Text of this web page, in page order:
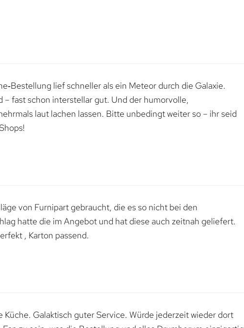
lief schneller als ein Meteor durch die Galaxie.
fast schon interstellar gut. Und der humorvolle,
laut lachen lassen. Bitte unbedingt weiter so – ihr seid
von Furnipart gebraucht, die es so nicht bei den
hatte die im Angebot und hat diese auch zeitnah geliefert.
, Karton passend.
Galaktisch guter Service. Würde jederzeit wieder dort